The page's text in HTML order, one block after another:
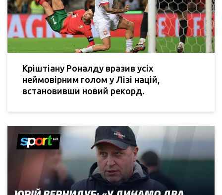
Кріштіану Роналду вразив усіх
неймовірним голом у Лізі націй,
встановивши новий рекорд.